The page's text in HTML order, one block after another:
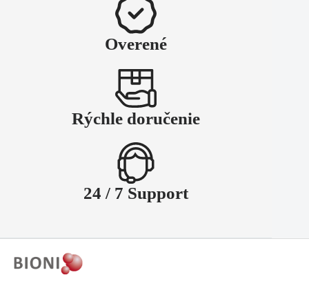
Overené
Rýchle doručenie
24 / 7 Support